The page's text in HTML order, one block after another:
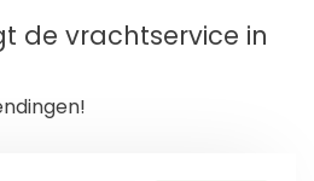
de vrachtservice in